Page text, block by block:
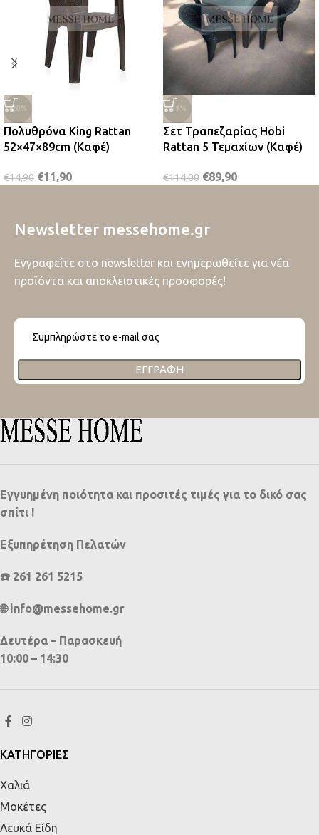
-20%
Πολυθρόνα King Rattan
52×47×89cm (Καφέ)
€14,90 €11,90
-21%
Σετ Τραπεζαρίας Hobi
Rattan 5 Τεμαχίων (Καφέ)
€114,00 €89,90
Newsletter messehome.gr
Εγγραφείτε στο newsletter και ενημερωθείτε για νέα
προϊόντα και αποκλειστικές προσφορές!
ΕΓΓΡΑΦΉ
Εγγυημένη ποιότητα και προσιτές τιμές για το δικό σας
σπίτι !
Εξυπηρέτηση Πελατών
☎️ 261 261 5215
🌐 info@messehome.gr
Δευτέρα – Παρασκευή
10:00 – 14:30
ΚΑΤΗΓΟΡΙΕΣ
Χαλιά
Μοκέτες
Λευκά Είδη